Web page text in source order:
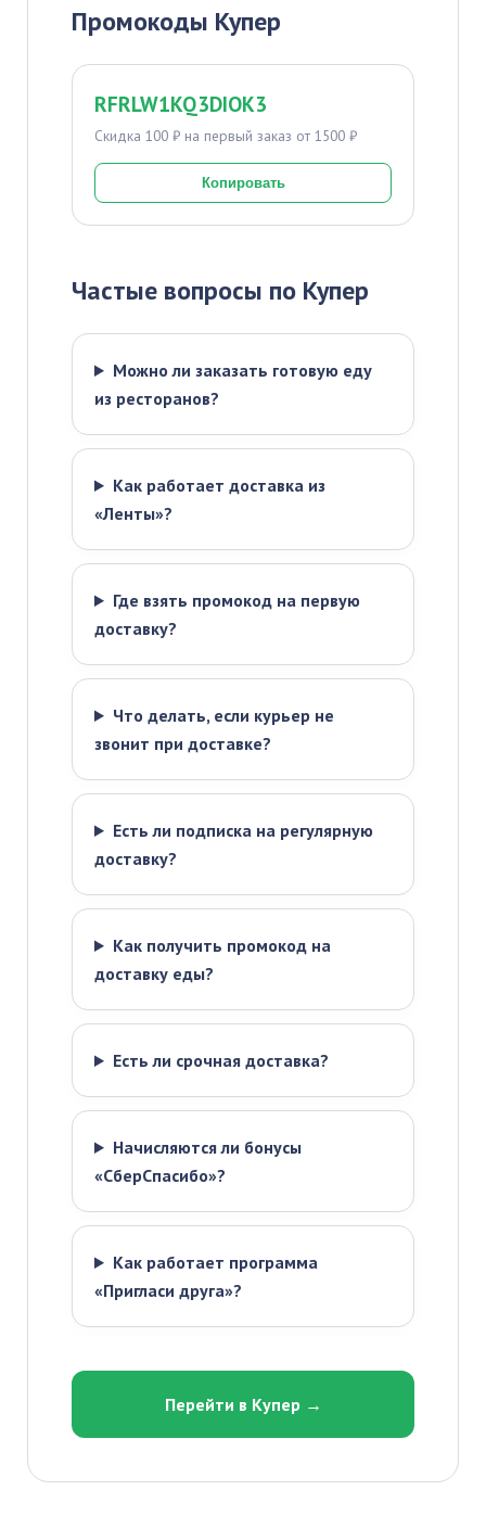
Промокоды Купер
RFRLW1KQ3DIOK3
Скидка 100 ₽ на первый заказ от 1500 ₽
Копировать
Частые вопросы по Купер
Можно ли заказать готовую еду
из ресторанов?
Как работает доставка из
«Ленты»?
Где взять промокод на первую
доставку?
Что делать, если курьер не
звонит при доставке?
Есть ли подписка на регулярную
доставку?
Как получить промокод на
доставку еды?
Есть ли срочная доставка?
Начисляются ли бонусы
«СберСпасибо»?
Как работает программа
«Пригласи друга»?
Перейти в Купер →